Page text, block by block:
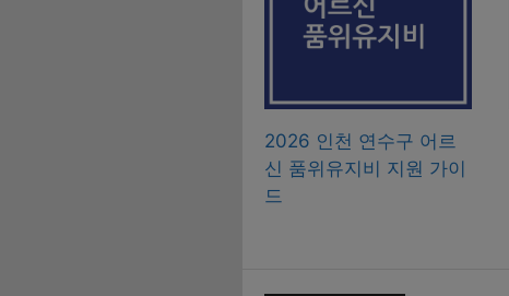
2026 인천 연수구 어르
신 품위유지비 지원 가이
드